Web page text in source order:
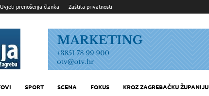
Uvjeti prenošenja članka Zaštita privatnosti
SPORT SCENA FOKUS KROZ ZAGREBAČKU ŽUPANIJU